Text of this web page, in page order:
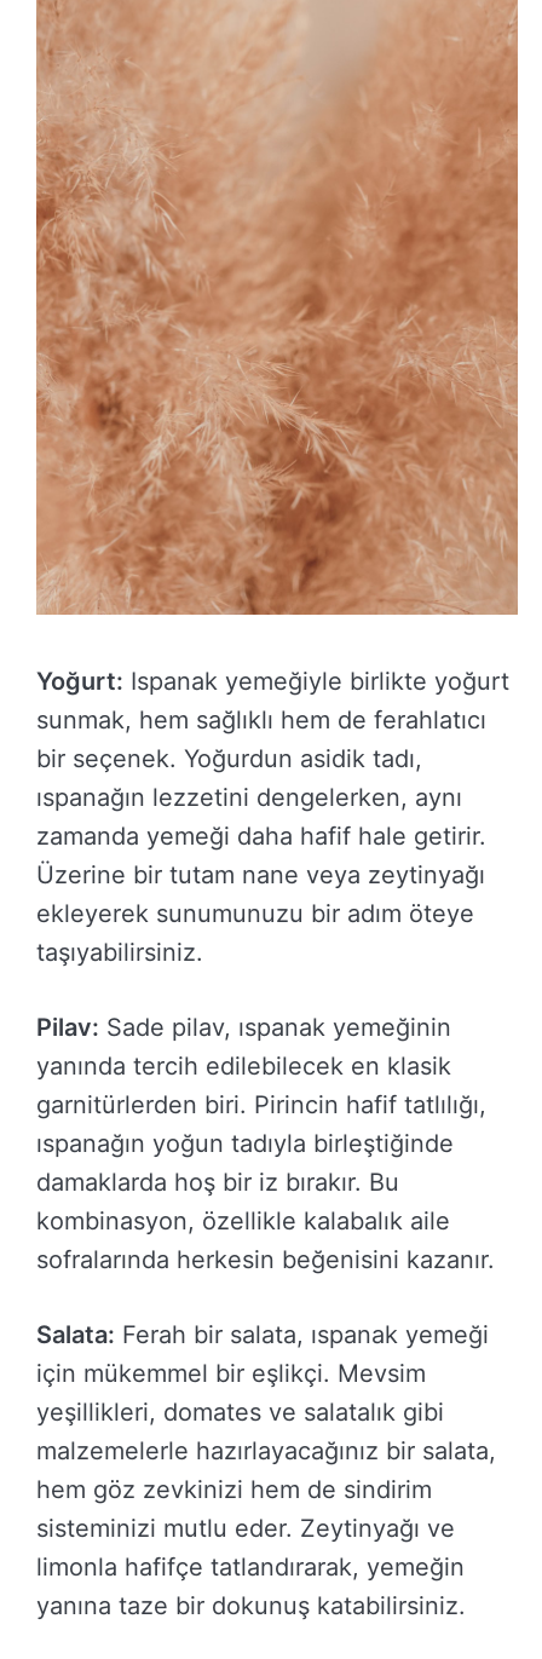
Yoğurt: Ispanak yemeğiyle birlikte yoğurt
sunmak, hem sağlıklı hem de ferahlatıcı
bir seçenek. Yoğurdun asidik tadı,
ıspanağın lezzetini dengelerken, aynı
zamanda yemeği daha hafif hale getirir.
Üzerine bir tutam nane veya zeytinyağı
ekleyerek sunumunuzu bir adım öteye
taşıyabilirsiniz.
Pilav: Sade pilav, ıspanak yemeğinin
yanında tercih edilebilecek en klasik
garnitürlerden biri. Pirincin hafif tatlılığı,
ıspanağın yoğun tadıyla birleştiğinde
damaklarda hoş bir iz bırakır. Bu
kombinasyon, özellikle kalabalık aile
sofralarında herkesin beğenisini kazanır.
Salata: Ferah bir salata, ıspanak yemeği
için mükemmel bir eşlikçi. Mevsim
yeşillikleri, domates ve salatalık gibi
malzemelerle hazırlayacağınız bir salata,
hem göz zevkinizi hem de sindirim
sisteminizi mutlu eder. Zeytinyağı ve
limonla hafifçe tatlandırarak, yemeğin
yanına taze bir dokunuş katabilirsiniz.